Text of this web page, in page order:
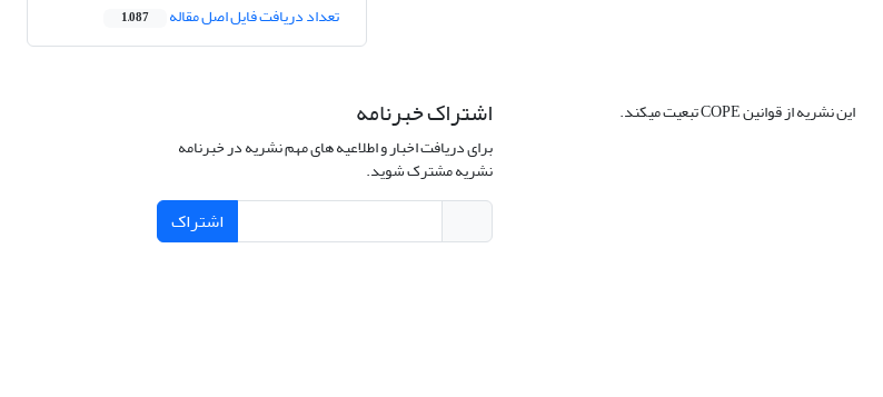
تعداد دریافت فایل اصل مقاله 1,087
این نشریه از قوانین COPE تبعیت میکند. اشتراک خبرنامه
برای دریافت اخبار و اطلاعیه های مهم نشریه در خبرنامه
نشریه مشترک شوید.
اشتراک